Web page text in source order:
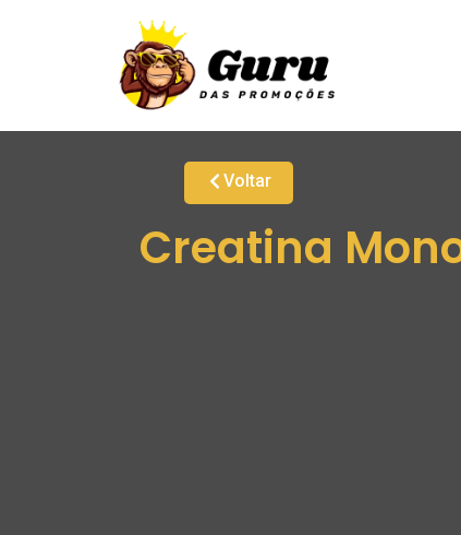
Voltar
Creatina